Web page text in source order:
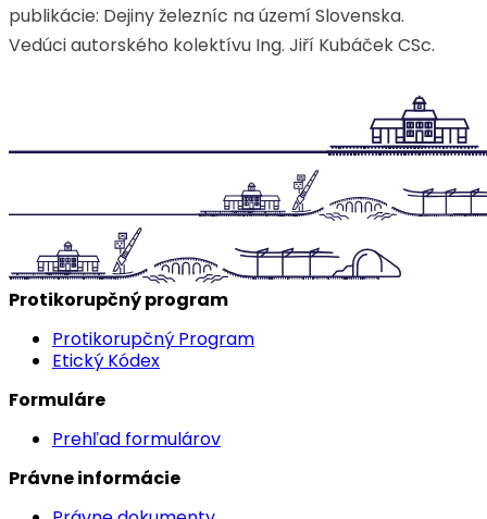
publikácie: Dejiny železníc na území Slovenska.
Vedúci autorského kolektívu Ing. Jiří Kubáček CSc.
Protikorupčný program
Protikorupčný Program
Etický Kódex
Formuláre
Prehľad formulárov
Právne informácie